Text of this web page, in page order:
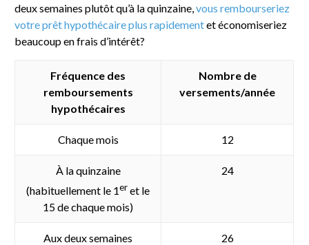
deux semaines plutôt qu’à la quinzaine,vous rembourseriez
votre prêt hypothécaire plus rapidementet économiseriez
beaucoup en frais d’intérêt?
Fréquence des
remboursements
hypothécaires
Nombre de
versements/année
Chaque mois 12
À la quinzaine
(habituellement le 1eret le
15 de chaque mois)
24
Aux deux semaines 26